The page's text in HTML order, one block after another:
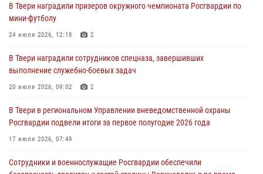
В Твери наградили призеров окружного чемпионата Росгвардии по
мини-футболу
24 июля 2026, 12:18 2
Росгвардейцы оказали помощь водителю на дороге в городе Кашин
22 июля 2026, 08:35
В Твери наградили призеров окружного чемпионата Росгвардии по
мини-футболу
24 июля 2026, 12:18 2
В Твери наградили сотрудников спецназа, завершивших
выполнение служебно-боевых задач
20 июля 2026, 09:02 2
В Твери в региональном Управлении вневедомственной охраны
Росгвардии подвели итоги за первое полугодие 2026 года
17 июля 2026, 07:49
Сотрудники и военнослужащие Росгвардии обеспечили